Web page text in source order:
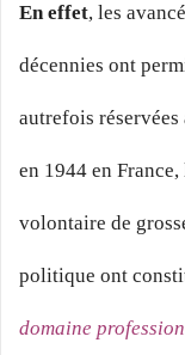
En effet, les
décennies ont
autrefois
en 1944 en
volontaire de
politique ont
domaine